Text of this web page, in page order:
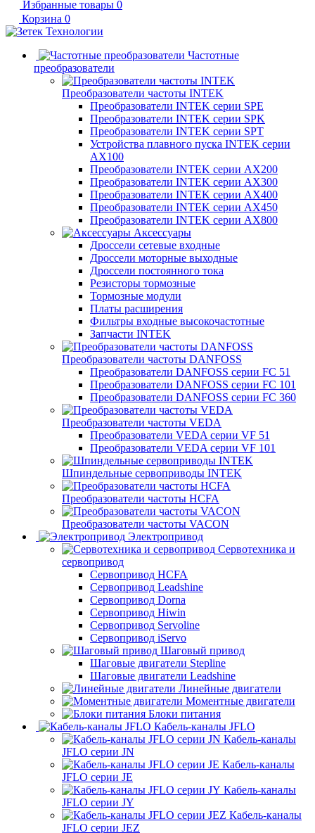
Избранные товары 0
Корзина 0
Частотные
преобразователи
Преобразователи частоты INTEK
Преобразователи INTEK серии SPE
Преобразователи INTEK серии SPK
Преобразователи INTEK серии SPT
Устройства плавного пуска INTEK серии
AX100
Преобразователи INTEK серии AX200
Преобразователи INTEK серии AX300
Преобразователи INTEK серии AX400
Преобразователи INTEK серии AX450
Преобразователи INTEK серии AX800
Аксессуары
Дроссели сетевые входные
Дроссели моторные выходные
Дроссели постоянного тока
Резисторы тормозные
Тормозные модули
Платы расширения
Фильтры входные высокочастотные
Запчасти INTEK
Преобразователи частоты DANFOSS
Преобразователи DANFOSS серии FC 51
Преобразователи DANFOSS серии FC 101
Преобразователи DANFOSS серии FC 360
Преобразователи частоты VEDA
Преобразователи VEDA серии VF 51
Преобразователи VEDA серии VF 101
Шпиндельные сервоприводы INTEK
Преобразователи частоты HCFA
Преобразователи частоты VACON
Электропривод
Сервотехника и
сервопривод
Сервопривод HCFA
Сервопривод Leadshine
Сервопривод Dorna
Сервопривод Hiwin
Сервопривод Servoline
Сервопривод iServo
Шаговый привод
Шаговые двигатели Stepline
Шаговые двигатели Leadshine
Линейные двигатели
Моментные двигатели
Блоки питания
Кабель-каналы JFLO
Кабель-каналы
JFLO серии JN
Кабель-каналы
JFLO серии JE
Кабель-каналы
JFLO серии JY
Кабель-каналы
JFLO серии JEZ